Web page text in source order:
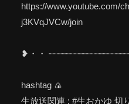
https://www.youtube.com/
j3KVqJVCw/join
❥・・
hashtag 🍙
生放送関連 : #生おかゆ 切